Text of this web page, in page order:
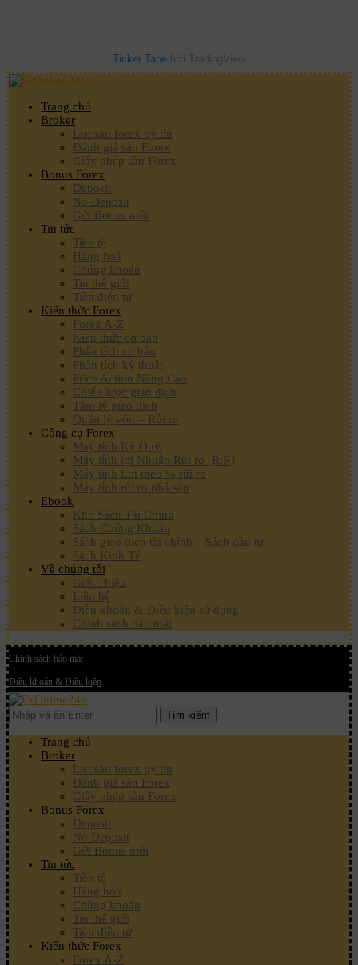
Ticker Tape bởi TradingView
Trang chủ
Broker
List sàn forex uy tín
Đánh giá sàn Forex
Giấy phép sàn Forex
Bonus Forex
Deposit
No Deposit
Gửi Bonus mới
Tin tức
Tiền tệ
Hàng hoá
Chứng khoán
Tin thế giới
Tiền điện tử
Kiến thức Forex
Forex A-Z
Kiến thức cơ bản
Phân tích cơ bản
Phân tích kỹ thuật
Price Action Nâng Cao
Chiến lược giao dịch
Tâm lý giao dịch
Quản lý vốn – Rủi ro
Công cụ Forex
Máy tính Ký Quỹ
Máy tính lợi Nhuận/Rủi ro (R:R)
Máy tính Lot theo % rủi ro
Máy tính rủi ro phá sản
Ebook
Kho Sách Tài Chính
Sách Chứng Khoán
Sách giao dịch tài chính – Sách đầu tư
Sách Kinh Tế
Về chúng tôi
Giới Thiệu
Liên hệ
Điều khoản & Điều kiện sử dụng
Chính sách bảo mật
Chính sách bảo mật
Điều khoản & Điều kiện
Tìm kiếm
Trang chủ
Broker
List sàn forex uy tín
Đánh giá sàn Forex
Giấy phép sàn Forex
Bonus Forex
Deposit
No Deposit
Gửi Bonus mới
Tin tức
Tiền tệ
Hàng hoá
Chứng khoán
Tin thế giới
Tiền điện tử
Kiến thức Forex
Forex A-Z